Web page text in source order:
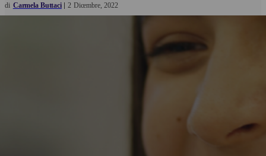
di Carmela Buttaci 2 Dicembre 2022